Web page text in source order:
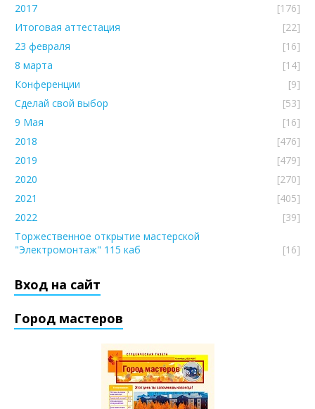
2017
[176]
Итоговая аттестация
[22]
23 февраля
[16]
8 марта
[14]
Конференции
[9]
Сделай свой выбор
[53]
9 Мая
[16]
2018
[476]
2019
[479]
2020
[270]
2021
[405]
2022
[39]
Торжественное открытие мастерской
"Электромонтаж" 115 каб
[16]
Вход на сайт
Город мастеров